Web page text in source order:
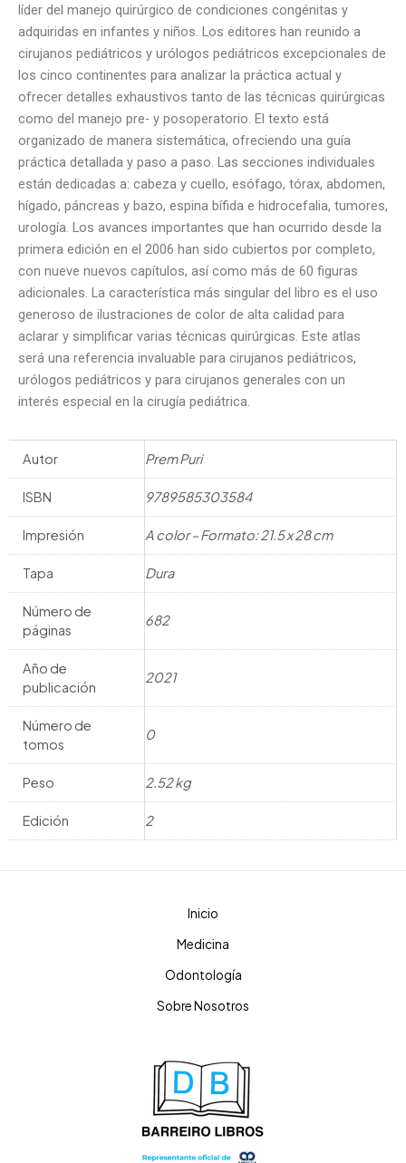
líder del manejo quirúrgico de condiciones congénitas y
adquiridas en infantes y niños. Los editores han reunido a
cirujanos pediátricos y urólogos pediátricos excepcionales de
los cinco continentes para analizar la práctica actual y
ofrecer detalles exhaustivos tanto de las técnicas quirúrgicas
como del manejo pre- y posoperatorio. El texto está
organizado de manera sistemática, ofreciendo una guía
práctica detallada y paso a paso. Las secciones individuales
están dedicadas a: cabeza y cuello, esófago, tórax, abdomen,
hígado, páncreas y bazo, espina bífida e hidrocefalia, tumores,
urología. Los avances importantes que han ocurrido desde la
primera edición en el 2006 han sido cubiertos por completo,
con nueve nuevos capítulos, así como más de 60 figuras
adicionales. La característica más singular del libro es el uso
generoso de ilustraciones de color de alta calidad para
aclarar y simplificar varias técnicas quirúrgicas. Este atlas
será una referencia invaluable para cirujanos pediátricos,
urólogos pediátricos y para cirujanos generales con un
interés especial en la cirugía pediátrica.
Autor Prem Puri
ISBN 9789585303584
Impresión A color – Formato: 21.5 x 28 cm
Tapa Dura
Número de
páginas
682
Año de
publicación
2021
Número de
tomos
0
Peso 2.52 kg
Edición 2
Inicio
Medicina
Odontología
Sobre Nosotros